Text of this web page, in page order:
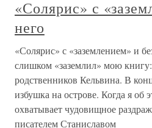
«Солярис» с
него
«Солярис» с «заземлением» и
слишком «заземлил» мою
родственников Кельвина. В
избушка на острове. Когда я об
охватывает чудовищное
писателем Станиславом